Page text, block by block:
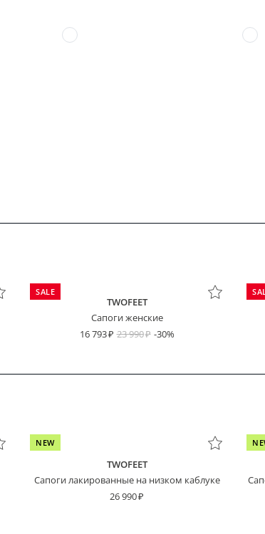
SALE
TWOFEET
Сапоги женские
16 793
23 990 -30%
NEW
TWOFEET
Cапоги лакированные на низком каблуке
26 990